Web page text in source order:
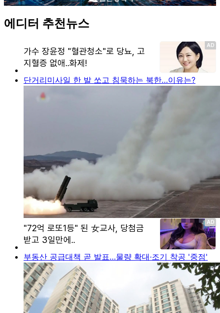
에디터 추천뉴스
단거리미사일 한 발 쏘고 침묵하는 북한…이유는?
부동산 공급대책 곧 발표…물량 확대·조기 착공 '중점'